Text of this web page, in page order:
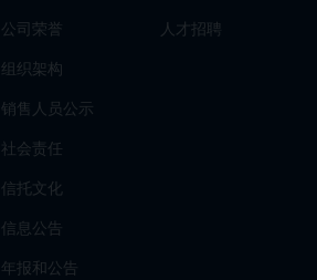
公司荣誉
组织架构
销售人员公示
社会责任
信托文化
信息公告
年报和公告
人才招聘